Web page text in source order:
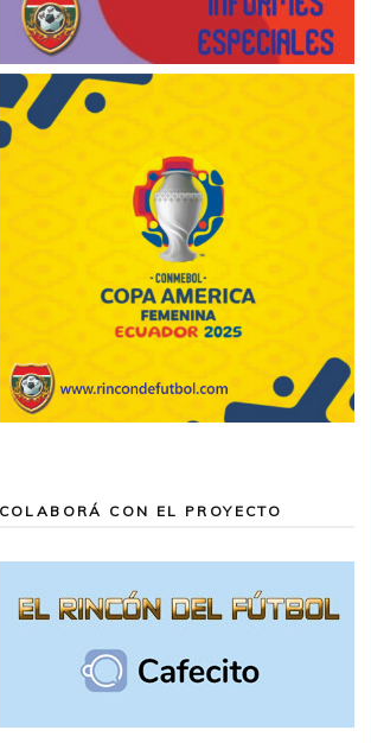
COLABORÁ CON EL PROYECTO